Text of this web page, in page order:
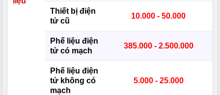
Thiết bị điện
tử cũ
10.000 - 50.000
Phế liệu điện
tử có mạch
385.000 - 2.500.000
Phế liệu điện
tử không có
mạch
5.000 - 25.000